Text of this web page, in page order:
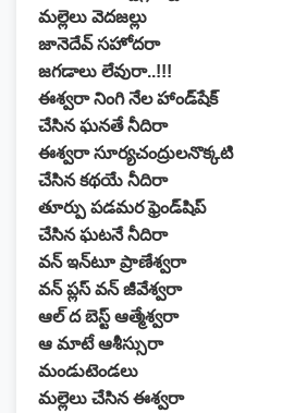
మల్లెలు వెదజల్లు
జానెదేవ్ సహోదరా
జగడాలు లేవురా..!!!
ఈశ్వరా నింగి నేల హాండ్‌షేక్
చేసిన ఘనతే నీదిరా
ఈశ్వరా సూర్యచంద్రులనొక్కటి
చేసిన కథయే నీదిరా
తూర్పు పడమర ఫ్రెండ్‌షిప్
చేసిన ఘటనే నీదిరా
వన్ ఇన్‌టూ ప్రాణేశ్వరా
వన్ ప్లస్ వన్ జీవేశ్వరా
ఆల్ ద బెస్ట్ ఆత్మేశ్వరా
ఆ మాటే ఆశీస్సురా
మండుటెండలు
మల్లెలు చేసిన ఈశ్వరా